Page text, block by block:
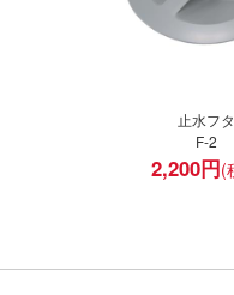
止水フタ
F-2
2,200円